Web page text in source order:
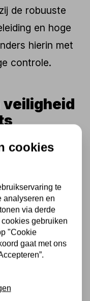
de robuuste
en hoge
hierin met
controle.
veiligheid
van
en het
van een
geharde
die
blijven
cookies
te
analyseren en
via derde
gebruiken
"Cookie
gaat met ons